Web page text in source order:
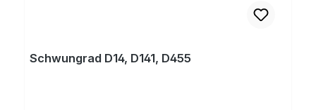
Schwungrad D14, D141, D455